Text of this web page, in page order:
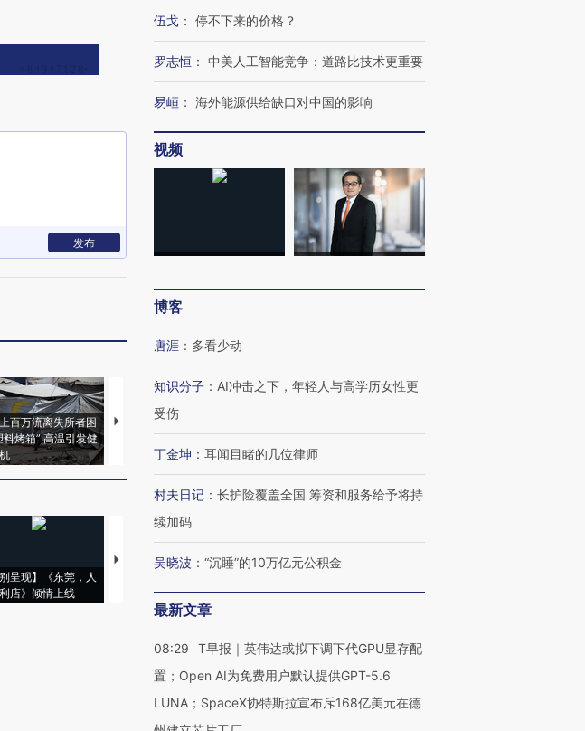
发布
百万流离失所者困
料烤箱” 高温引发健
视线｜HYROX的吸金
术：是什么让中产们甘
心“花钱找虐”？
粒摇头丸 尿检体内含3种
毒品
度Z世代 用街头抗争将教
别呈现】《东莞，人
店》倾情上线
【推广】走进第四届链博
有意思的生活方式·第三对
住三大增长引擎是什么？
伍戈 ： 停不下来的价格？
罗志恒 ： 中美人工智能竞争：道路比技术更重要
易峘 ： 海外能源供给缺口对中国的影响
视频
博客
唐涯 ： 多看少动
知识分子 ： AI冲击之下，年轻人与高学历女性更
受伤
丁金坤 ： 耳闻目睹的几位律师
村夫日记 ： 长护险覆盖全国 筹资和服务给予将持
续加码
吴晓波 ： “沉睡”的10万亿元公积金
最新文章
08:29
T早报｜英伟达或拟下调下代GPU显存配
置；Open AI为免费用户默认提供GPT-5.6
LUNA；SpaceX协特斯拉宣布斥168亿美元在德